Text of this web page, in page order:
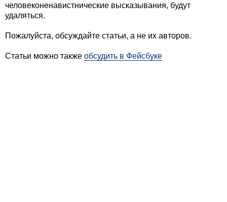
человеконенавистнические высказывания, будут
удаляться.
Пожалуйста, обсуждайте статьи, а не их авторов.
Статьи можно также обсудить в Фейсбуке